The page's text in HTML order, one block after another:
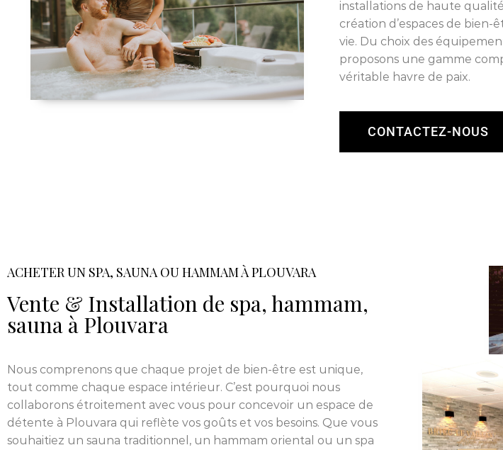
installations de haute
création d’espaces de bien-
vie. Du choix des
proposons une gamme
véritable havre de paix.
CONTACTEZ-NOUS
ACHETER UN SPA, SAUNA OU HAMMAM À PLOUVARA
Vente & Installation de spa, hammam,
sauna à Plouvara
Nous comprenons que chaque projet de bien-être est unique,
tout comme chaque espace intérieur. C’est pourquoi nous
collaborons étroitement avec vous pour concevoir un espace de
détente à Plouvara qui reflète vos goûts et vos besoins. Que vous
souhaitiez un sauna traditionnel, un hammam oriental ou un spa